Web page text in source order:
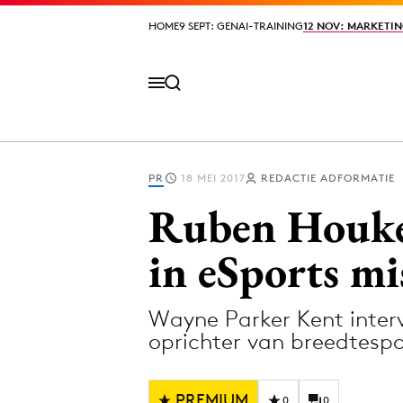
HOME9 SEPT: GENAI-TRAINING12 NOV:
HOME9 SEPT: GENAI-TRAINING12 NOV:
Design
Digital
Diversiteit
PR 18 MEI 2017 REDACTIE ADFORMATIE
Ruben
in eSports
Wayne Parker Kent
oprichter van
0 0